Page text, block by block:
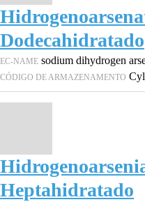
Dodecahidratado
EC-NAME sodium dihydrogen
CÓDIGO DE ARMAZENAMENTO Cyl
Heptahidratado